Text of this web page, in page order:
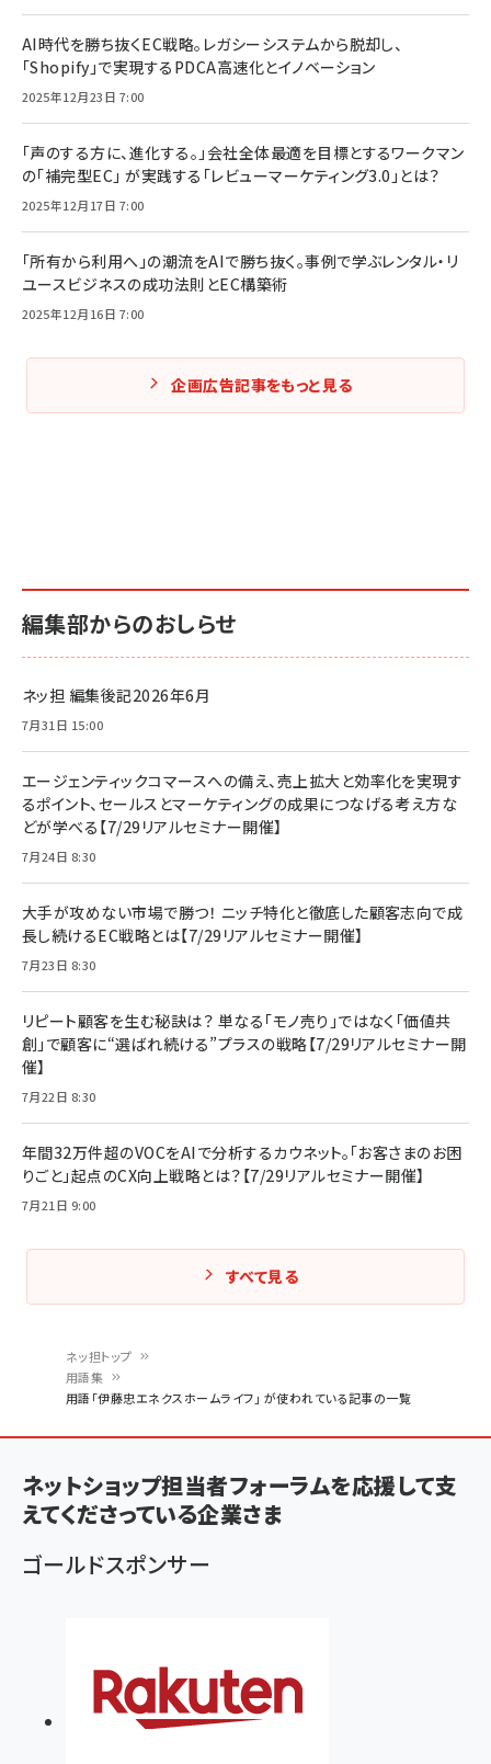
ン
く
ず
ネッ担トップ
用語集
用語「伊藤忠エネクスホームライフ」 が使われている記事の一覧
AI時代を勝ち抜くEC戦略。レガシーシステムから脱却し、
「Shopify」で実現するPDCA高速化とイノベーション
2025年12月23日 7:00
「声のする方に、進化する。」会社全体最適を目標とするワークマン
の「補完型EC」 が実践する「レビューマーケティング3.0」とは？
2025年12月17日 7:00
「所有から利用へ」の潮流をAIで勝ち抜く。事例で学ぶレンタル・リ
ユースビジネスの成功法則とEC構築術
2025年12月16日 7:00
企画広告記事をもっと見る
編集部からのおしらせ
ネッ担 編集後記2026年6月
7月31日 15:00
エージェンティックコマースへの備え、売上拡大と効率化を実現す
るポイント、セールスとマーケティングの成果につなげる考え方な
どが学べる【7/29リアルセミナー開催】
7月24日 8:30
大手が攻めない市場で勝つ！ ニッチ特化と徹底した顧客志向で成
長し続けるEC戦略とは【7/29リアルセミナー開催】
7月23日 8:30
リピート顧客を生む秘訣は？ 単なる「モノ売り」ではなく「価値共
創」で顧客に“選ばれ続ける”プラスの戦略【7/29リアルセミナー開
催】
7月22日 8:30
年間32万件超のVOCをAIで分析するカウネット。「お客さまのお困
りごと」起点のCX向上戦略とは？【7/29リアルセミナー開催】
7月21日 9:00
すべて見る
ネットショップ担当者フォーラムを応援して支
えてくださっている企業さま
ゴールドスポンサー